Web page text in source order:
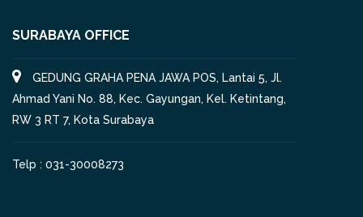
SURABAYA OFFICE
GEDUNG GRAHA PENA JAWA POS, Lantai 5, Jl.
Ahmad Yani No. 88, Kec. Gayungan, Kel. Ketintang,
RW 3 RT 7, Kota Surabaya
Telp : 031-30008273